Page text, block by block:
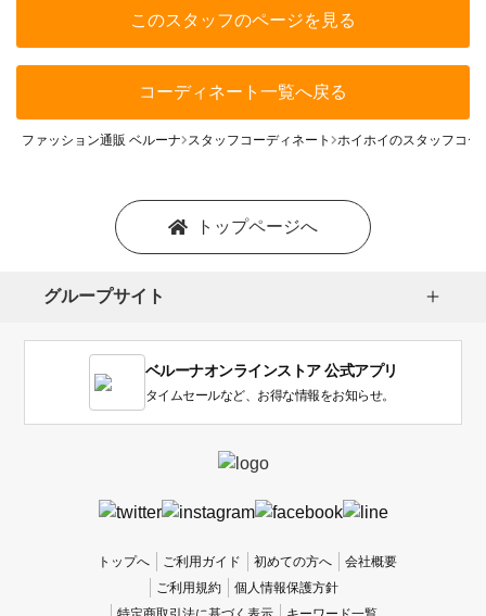
このスタッフのページを見る
コーディネート一覧へ戻る
ファッション通販 ベルーナ スタッフコーディネート ホイホイのスタッフコー
トップページへ
グループサイト
ベルーナオンラインストア 公式アプリ
タイムセールなど、お得な情報をお知らせ。
トップへ ご利用ガイド 初めての方へ
会社概要
ご利用規約
個人情報保護方針